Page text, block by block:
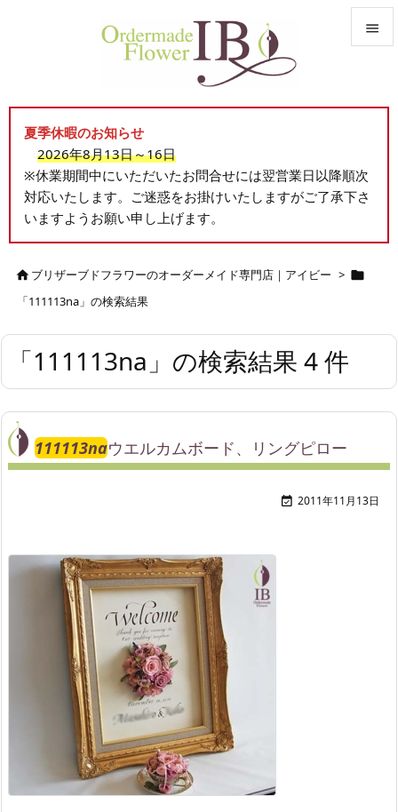


前へ

検索
夏季休暇のお知らせ
2026年8月13日～16日
※休業期間中にいただいたお問合せには翌営業日以降順次
対応いたします。ご迷惑をお掛けいたしますがご了承下さ
いますようお願い申し上げます。
ブリザーブドフラワーのオーダーメイド専門店｜アイビー > 
「111113na」の検索結果
「111113na」の検索結果 4 件
111113naウエルカムボード、リングピロー
 2011年11月13日